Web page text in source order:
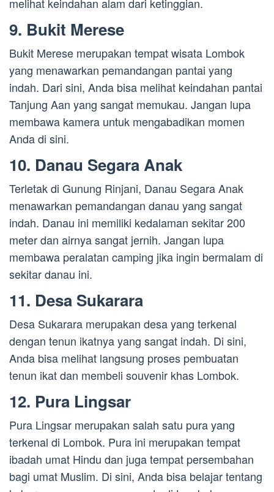
melihat keindahan alam dari ketinggian.
9. Bukit Merese
Bukit Merese merupakan tempat wisata Lombok
yang menawarkan pemandangan pantai yang
indah. Dari sini, Anda bisa melihat keindahan pantai
Tanjung Aan yang sangat memukau. Jangan lupa
membawa kamera untuk mengabadikan momen
Anda di sini.
10. Danau Segara Anak
Terletak di Gunung Rinjani, Danau Segara Anak
menawarkan pemandangan danau yang sangat
indah. Danau ini memiliki kedalaman sekitar 200
meter dan airnya sangat jernih. Jangan lupa
membawa peralatan camping jika ingin bermalam di
sekitar danau ini.
11. Desa Sukarara
Desa Sukarara merupakan desa yang terkenal
dengan tenun ikatnya yang sangat indah. Di sini,
Anda bisa melihat langsung proses pembuatan
tenun ikat dan membeli souvenir khas Lombok.
12. Pura Lingsar
Pura Lingsar merupakan salah satu pura yang
terkenal di Lombok. Pura ini merupakan tempat
ibadah umat Hindu dan juga tempat persembahan
bagi umat Muslim. Di sini, Anda bisa belajar tentang